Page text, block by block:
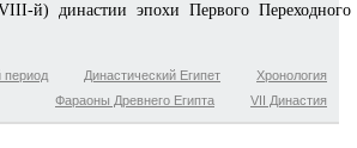
й) династии эпохи Первого Переходного
Хронология
Династический Египет
VII Династия
Фараоны Древнего Египта